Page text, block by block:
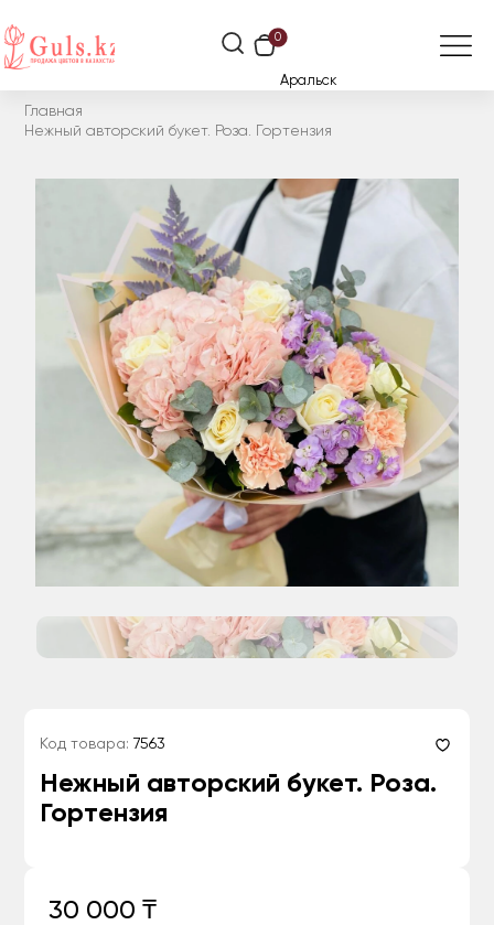
0
Аральск
Главная
Нежный авторский букет. Роза. Гортензия
Код товара: 7563
Нежный авторский букет. Роза.
Гортензия
30 000 ₸